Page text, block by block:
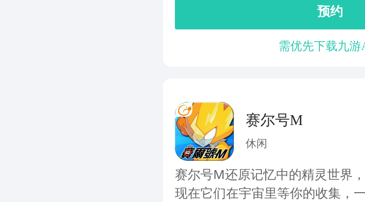
预约
需优先下载九游
赛尔号M
休闲
赛尔号M还原记忆中的精灵世界
现在它们在宇宙里等你的收集，